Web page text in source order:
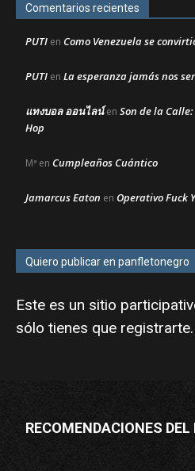
Comentarios recientes
PUTI en Como Venezuela se
PUTI en La esperanza jamás nos
แทงบอล ออนไลน์en Son de la
Hop
Mª en Cumpleaños Cuántico
Jamarcus Eaton en Operativo Fuck
Quiero publicar en panfletonegro
Este es un sitio
sólo tienes que registrarte.
RECOMENDACIONES DEL